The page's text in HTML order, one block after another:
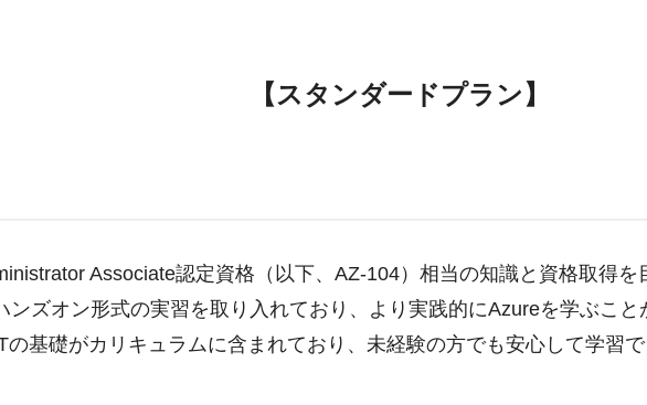
【スタンダードプラン】
Associate認定資格（以下、AZ-104）相当の知識と資格取得
ンズオン形式の実習を取り入れており、より実践的にAzureを学ぶこと
の基礎がカリキュラムに含まれており、未経験の方でも安心して学習